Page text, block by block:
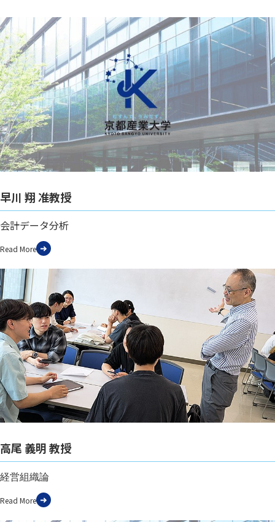
早川 翔 准教授
会計データ分析
Read More
高尾 義明 教授
経営組織論
Read More